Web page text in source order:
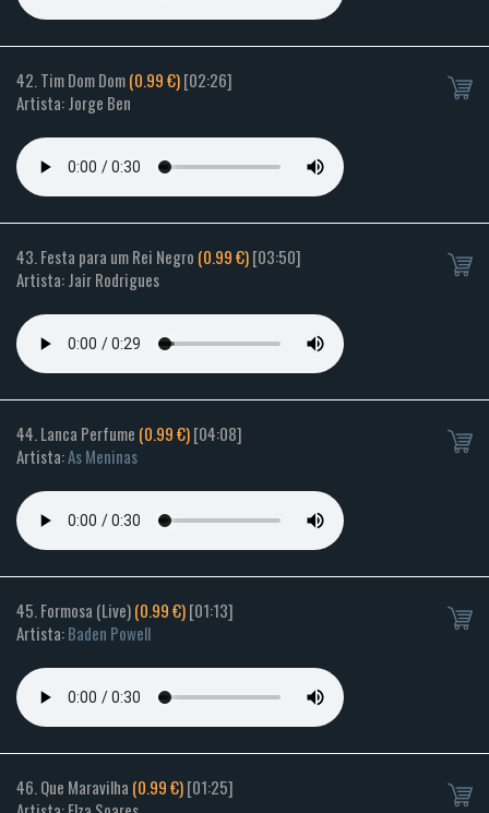
42. Tim Dom Dom(0.99 €)[02:26]
Artista: Jorge Ben
43. Festa para um Rei Negro (0.99 €)[03:50]
Artista: Jair Rodrigues
44. Lanca Perfume (0.99 €)[04:08]
Artista:As Meninas
45. Formosa (Live)(0.99 €)[01:13]
Artista:Baden Powell
46. Que Maravilha (0.99 €)[01:25]